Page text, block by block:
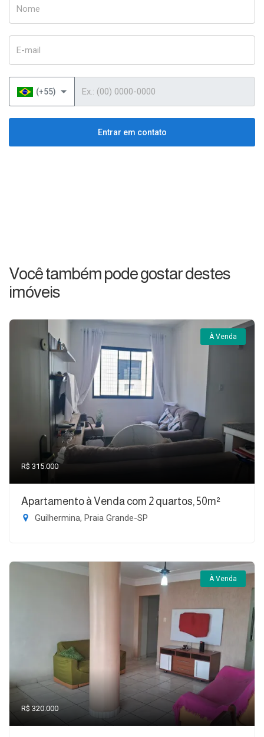
(+55)
Entrar em contato
Você também pode gostar destes
imóveis
À Venda
R$ 315.000
Apartamento à Venda com 2 quartos, 50m²
Guilhermina, Praia Grande-SP
À Venda
R$ 320.000